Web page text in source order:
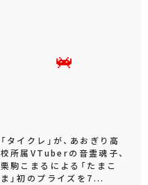
「タイクレ」が、あおぎり高
校所属VTuberの音霊魂子、
栗駒こまるによる「たまこ
ま」初のプライズを7...